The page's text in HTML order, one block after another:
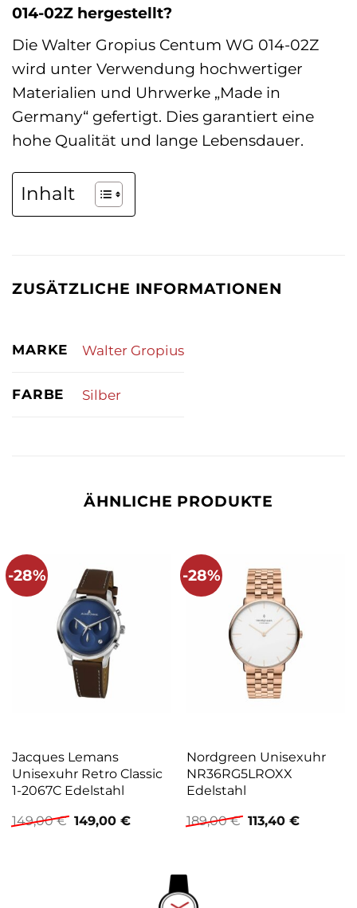
014-02Z hergestellt?
Die Walter Gropius Centum WG 014-02Z
wird unter Verwendung hochwertiger
Materialien und Uhrwerke „Made in
Germany“ gefertigt. Dies garantiert eine
hohe Qualität und lange Lebensdauer.
Inhalt
ZUSÄTZLICHE INFORMATIONEN
MARKE Walter Gropius
FARBE Silber
ÄHNLICHE PRODUKTE
-28%
Jacques Lemans
Unisexuhr Retro Classic
1-2067C Edelstahl
149,00€ Ursprünglicher
Preis
149,00 €Aktueller
-28%
Nordgreen Unisexuhr
NR36RG5LROXX
Edelstahl
189,00€ Ursprünglicher
Preis
113,40 €Aktueller